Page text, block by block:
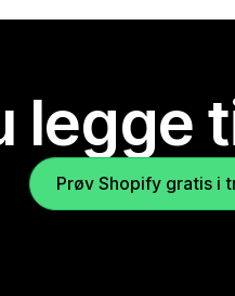
legge
Prøv Shopify gratis i